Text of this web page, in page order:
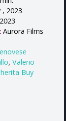
, 2023
Aurora Films
, Valerio
Buy